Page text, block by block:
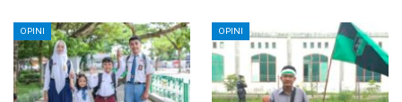
OPINI OPINI